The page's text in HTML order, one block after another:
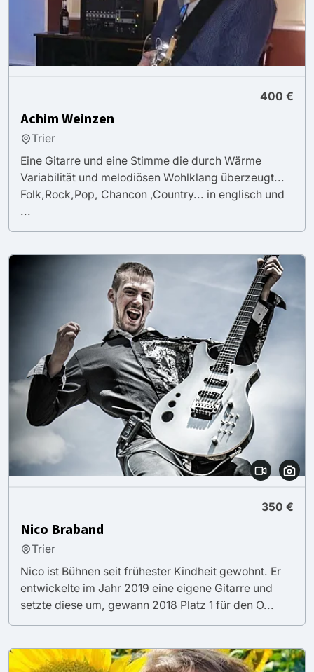
400 €
Achim Weinzen
Trier
Eine Gitarre und eine Stimme die durch Wärme
Variabilität und melodiösen Wohlklang überzeugt...
Folk,Rock,Pop, Chancon ,Country... in englisch und
...
350 €
Nico Braband
Trier
Nico ist Bühnen seit frühester Kindheit gewohnt. Er
entwickelte im Jahr 2019 eine eigene Gitarre und
setzte diese um, gewann 2018 Platz 1 für den O...